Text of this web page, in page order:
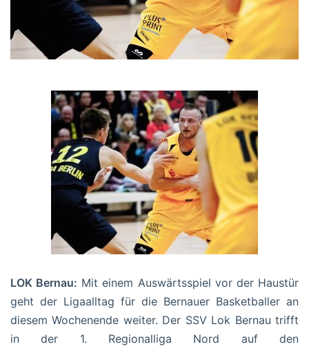
LOK Bernau: Mit einem Auswärtsspiel vor der Haustür
geht der Ligaalltag für die Bernauer Basketballer an
diesem Wochenende weiter. Der SSV Lok Bernau trifft
in der 1. Regionalliga Nord auf den